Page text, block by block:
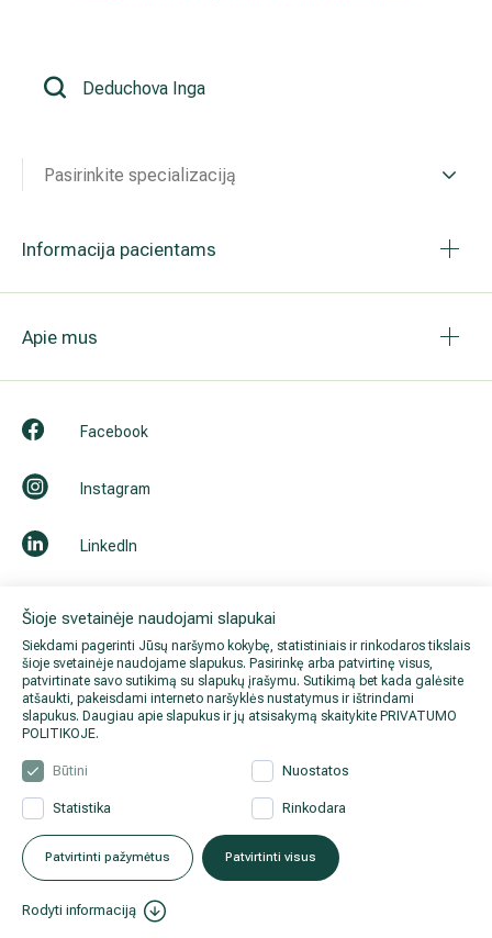
Šioje svetainėje naudojami slapukai
Siekdami pagerinti Jūsų naršymo kokybę, statistiniais ir rinkodaros tikslais
šioje svetainėje naudojame slapukus. Pasirinkę arba patvirtinę visus,
patvirtinate savo sutikimą su slapukų įrašymu. Sutikimą bet kada galėsite
atšaukti, pakeisdami interneto naršyklės nustatymus ir ištrindami
slapukus. Daugiau apie slapukus ir jų atsisakymą skaitykite PRIVATUMO
POLITIKOJE.
Būtini Nuostatos
Statistika Rinkodara
Patvirtinti pažymėtus Patvirtinti visus
Rodyti informaciją
Pasirinkite specializaciją
Informacija pacientams
Apie mus
Facebook
Instagram
LinkedIn
© 2026 Hila. Visos teisės
saugomos.
Privatumo politika
apsauga.
Hila gydytojai